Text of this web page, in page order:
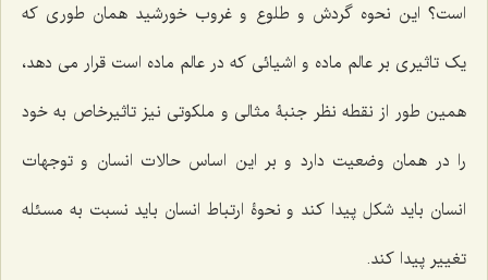
است؟ این نحوه گردش و طلوع و غروب خورشید همان طوری که
یک تاثیری بر عالم ماده و اشیائی که در عالم ماده است قرار می دهد،
همین طور از نقطه نظر جنبۀ مثالی و ملکوتی نیز تاثیرخاص به خود
را در همان وضعیت دارد و بر این اساس حالات انسان و توجهات
انسان باید شکل پیدا کند و نحوۀ ارتباط انسان باید نسبت به مسئله
تغییر پیدا کند.